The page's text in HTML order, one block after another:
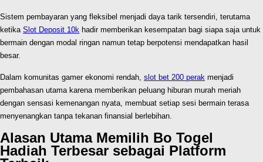
Sistem pembayaran yang fleksibel menjadi daya tarik tersendiri, terutama
ketika Slot Deposit 10k hadir memberikan kesempatan bagi siapa saja untuk
bermain dengan modal ringan namun tetap berpotensi mendapatkan hasil
besar.
Dalam komunitas gamer ekonomi rendah, slot bet 200 perak menjadi
pembahasan utama karena memberikan peluang hiburan murah meriah
dengan sensasi kemenangan nyata, membuat setiap sesi bermain terasa
menyenangkan tanpa tekanan finansial berlebihan.
Alasan Utama Memilih Bo Togel
Hadiah Terbesar sebagai Platform